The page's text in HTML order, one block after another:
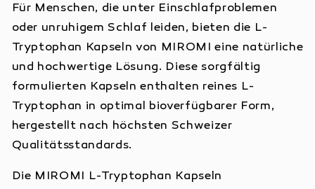
Für Menschen, die unter Einschlafproblemen
oder unruhigem Schlaf leiden, bieten die L-
Tryptophan Kapseln von MIROMI eine natürliche
und hochwertige Lösung. Diese sorgfältig
formulierten Kapseln enthalten reines L-
Tryptophan in optimal bioverfügbarer Form,
hergestellt nach höchsten Schweizer
Qualitätsstandards.
Die MIROMI L-Tryptophan Kapseln